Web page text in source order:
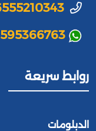
روابط سريعة
الدبلومات